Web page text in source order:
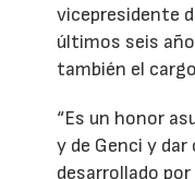
vicepresidente
últimos seis
también el
“Es un honor
y de Genci y
desarrollado